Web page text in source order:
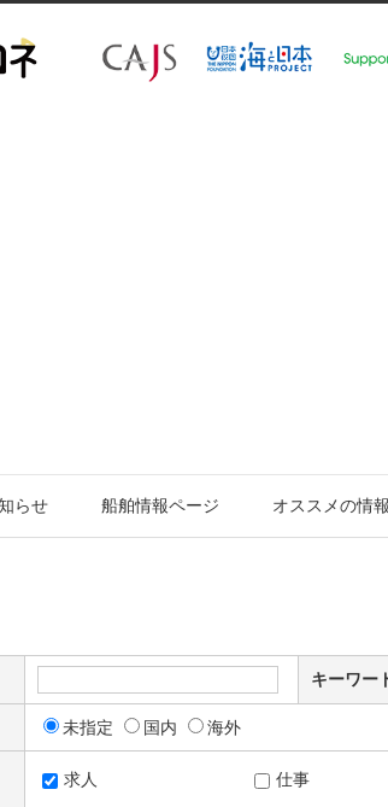
らせ 船舶情報ページ オススメの情報
キーワー
未指定 国内 海外
求人 仕事